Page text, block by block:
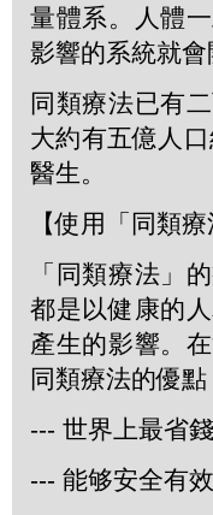
量體系。人體
影響的系統就
同類療法已有
大約有五億人
醫生。
【使用「同類
「同類療法」
都是以健康的
產生的影響。
同類療法的優點
--- 世界上最省
--- 能够安全有